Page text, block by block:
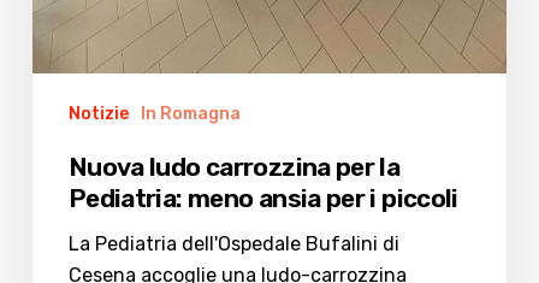
Notizie In Romagna
Nuova ludo carrozzina per la
Pediatria: meno ansia per i piccoli
La Pediatria dell'Ospedale Bufalini di
Cesena accoglie una ludo-carrozzina